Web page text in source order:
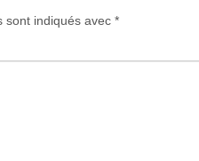
sont indiqués avec *